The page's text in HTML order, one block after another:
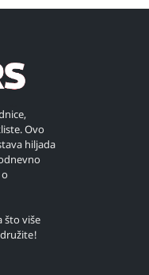
Ovo
hiljada
što više